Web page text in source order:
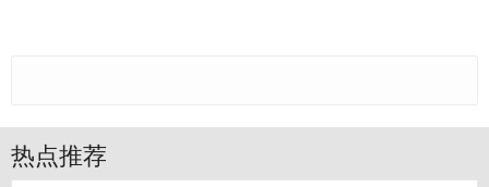
热点推荐